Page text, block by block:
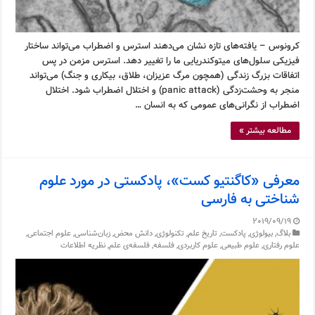
کرونوس – یافته‌های تازه نشان می‌دهند استرس و اضطراب می‌تواند ساختار
فیزیکی سلول‌های میتوکندریایی ما را تغییر دهد. استرس مزمن در پس
اتفاقات بزرگ زندگی (همچون مرگ عزیزان، طلاق، بیکاری و جنگ) می‌تواند
منجر به وحشت‌زدگی (panic attack) و اختلال اضطراب شود. اختلال
اضطراب از نگرانی‌های عمومی که به انسان …
مطالعه بیشتر »
معرفی «کاگنتیو کست»، پادکستی در مورد علوم
شناختی به فارسی
2019/09/19
بلاگ,بیولوژی, پادکست, تاریخ علم, تکنولوژی,دانش محض,زبان‌شناسی,علوم اجتماعی,
علوم رفتاری,علوم طبیعی,علوم کاربردی,فلسفه,فلسفه‌ی علم,نظریه اطلاعات